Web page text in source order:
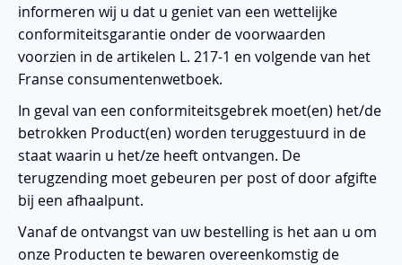
informeren wij u dat u geniet van een wettelijke
conformiteitsgarantie onder de voorwaarden
voorzien in de artikelen L. 217-1 en volgende van het
Franse consumentenwetboek.
In geval van een conformiteitsgebrek moet(en) het/de
betrokken Product(en) worden teruggestuurd in de
staat waarin u het/ze heeft ontvangen. De
terugzending moet gebeuren per post of door afgifte
bij een afhaalpunt.
Vanaf de ontvangst van uw bestelling is het aan u om
onze Producten te bewaren overeenkomstig de